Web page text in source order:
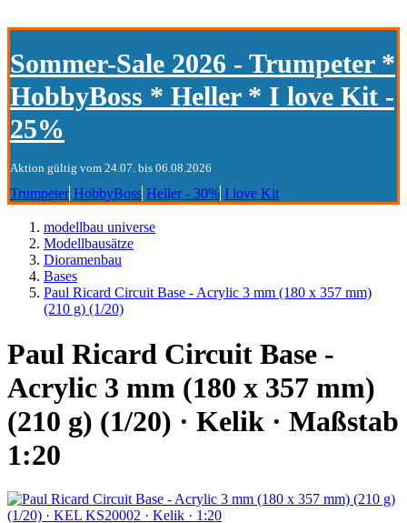
Sommer-Sale 2026 - Trumpeter *
HobbyBoss * Heller * I love Kit -
25%
Aktion gültig vom 24.07. bis 06.08.2026
Trumpeter HobbyBoss Heller - 30% I love Kit
modellbau universe
Modellbausätze
Dioramenbau
Bases
Paul Ricard Circuit Base - Acrylic 3 mm (180 x 357 mm)
(210 g) (1/20)
Paul Ricard Circuit Base -
Acrylic 3 mm (180 x 357 mm)
(210 g) (1/20) · Kelik · Maßstab
1:20